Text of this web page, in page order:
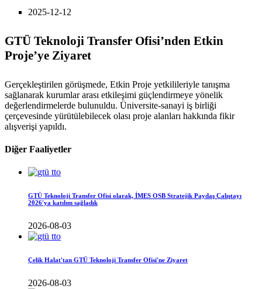
2025-12-12
GTÜ Teknoloji Transfer Ofisi’nden Etkin
Proje’ye Ziyaret
Gerçekleştirilen görüşmede, Etkin Proje yetkilileriyle tanışma
sağlanarak kurumlar arası etkileşimi güçlendirmeye yönelik
değerlendirmelerde bulunuldu. Üniversite-sanayi iş birliği
çerçevesinde yürütülebilecek olası proje alanları hakkında fikir
alışverişi yapıldı.
Diğer Faaliyetler
GTÜ Teknoloji Transfer Ofisi olarak, İMES OSB Stratejik Paydaş Çalıştayı
2026'ya katılım sağladık
2026-08-03
Çelik Halat'tan GTÜ Teknoloji Transfer Ofisi'ne Ziyaret
2026-08-03